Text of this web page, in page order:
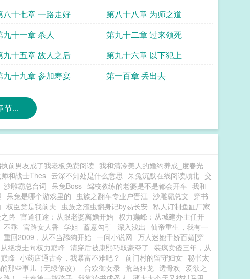
八十七章 一路走好
第八十八章 为师之道
九十一章 杀人
第九十二章 过来领死
九十五章 故人之后
第九十六章 以下犯上
九十九章 参加寿宴 第一百章 丢出去
节...
前男友成了我老板免费阅读 我和清冷美人的婚约养成_度春光
和战士Thes 云深不知处是什么意思 呆兔沉默在线阅读顾北 交
沙雕霸总台词 呆兔Boss 驾校教练的老婆是不是都会开车 我和
呆兔是哪个游戏里的 虫族之翻车专业户晋江 沙雕霸总文 穿书
权臣竟是我前夫 虫族之渣虫翻身记by易长安 私人订制鱼缸厂家
路 官道征途：从跟老婆离婚开始 权力巅峰：从城建办主任开
不乖 官路女人香 学姐 蓄意勾引 深入浅出 仙帝重生，我有一
重回2009，从不当舔狗开始 一问小说网 万人迷她千娇百媚[穿
绝境走向权力巅峰 清穿后被康熙巧取豪夺了 装疯卖傻三年，从
峰 小药店通古今，我暴富不难吧？ 前门村的留守妇女 秘书太
那些事儿（无绿修改） 合欢御女录 荒岛狂龙 透骨欢 爱欲之